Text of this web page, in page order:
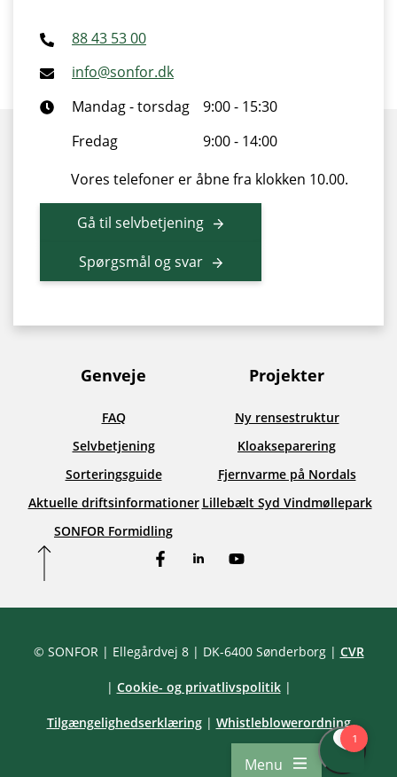
Menu
88 43 53 00
info@sonfor.dk
Mandag - torsdag
9:00 - 15:30
Fredag
9:00 - 14:00
Vores telefoner er åbne fra klokken 10.00.
Gå til selvbetjening
Spørgsmål og svar
Genveje
FAQ
Selvbetjening
Sorteringsguide
Aktuelle driftsinformationer
SONFOR Formidling
Projekter
Ny rensestruktur
Kloakseparering
Fjernvarme på Nordals
Lillebælt Syd Vindmøllepark
FacebookLinkedInYouTube
© SONFOR | Ellegårdvej 8 | DK-6400 Sønderborg | CVR
| Cookie- og privatlivspolitik |
Tilgængelighedserklæring | Whistleblowerordning